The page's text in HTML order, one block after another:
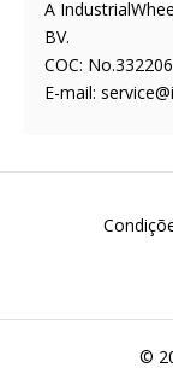
A
BV.
COC:
E-mail:
©